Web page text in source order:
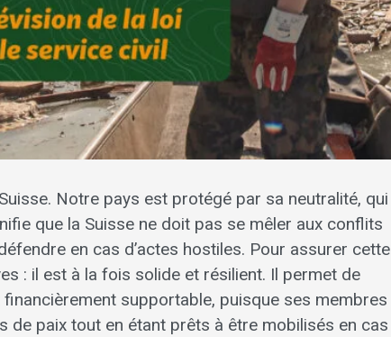
Notre pays est protégé par sa neutralité, qui
que la Suisse ne doit pas se mêler aux conflits
en cas d’actes hostiles. Pour assurer cette
: il est à la fois solide et résilient. Il permet de
supportable, puisque ses membres
de paix tout en étant prêts à être mobilisés en cas